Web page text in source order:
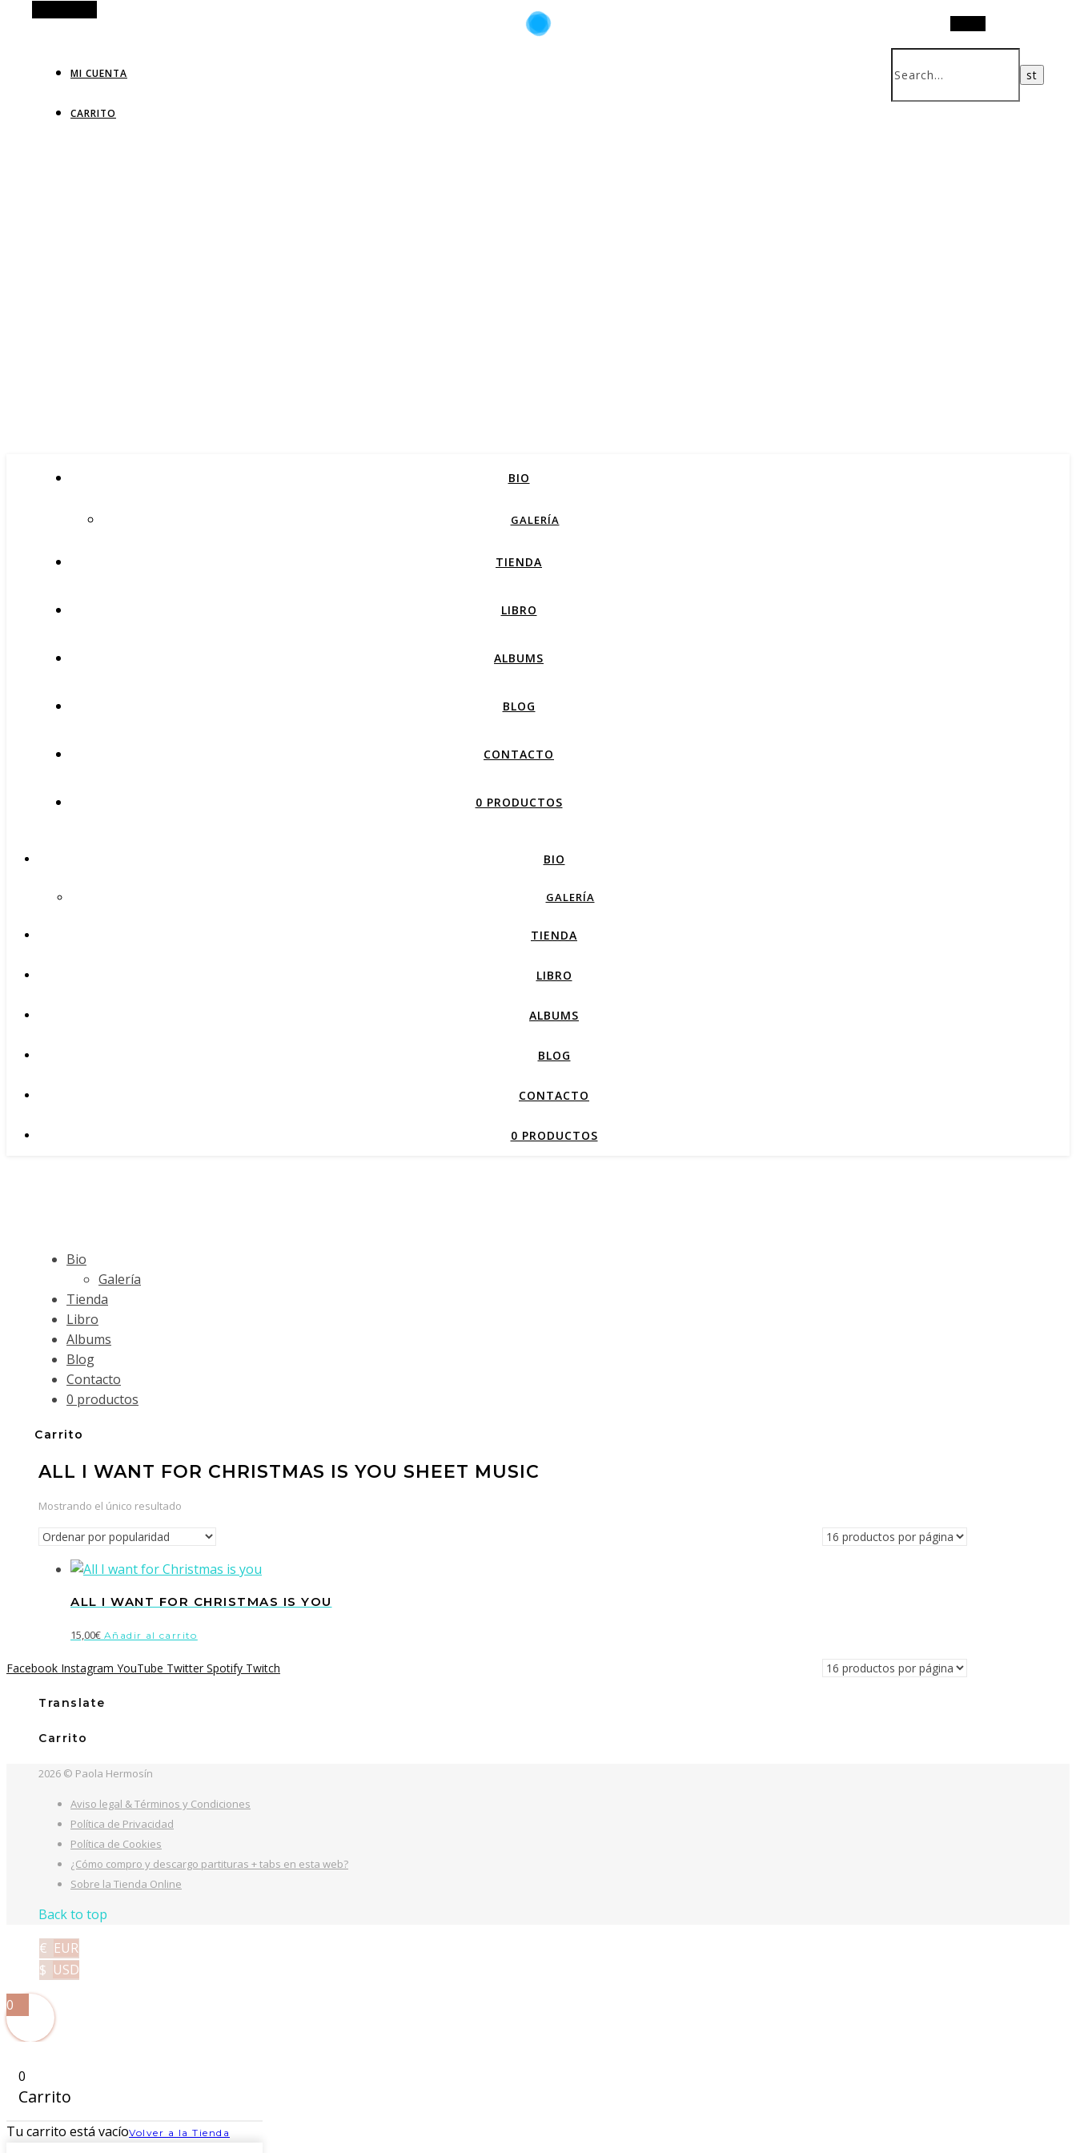
MI CUENTA
CARRITO
BIO
GALERÍA
TIENDA
LIBRO
ALBUMS
BLOG
CONTACTO
0 PRODUCTOS
BIO
GALERÍA
TIENDA
LIBRO
ALBUMS
BLOG
CONTACTO
0 PRODUCTOS
Bio
Galería
Tienda
Libro
Albums
Blog
Contacto
0 productos
Carrito
ALL I WANT FOR CHRISTMAS IS YOU SHEET MUSIC
Mostrando el único resultado
ALL I WANT FOR CHRISTMAS IS YOU
15,00€ Añadir al carrito
Facebook Instagram YouTube Twitter Spotify Twitch
Translate
Carrito
2026 © Paola Hermosín
Aviso legal & Términos y Condiciones
Política de Privacidad
Política de Cookies
¿Cómo compro y descargo partituras + tabs en esta web?
Sobre la Tienda Online
Back to top
€ EUR
$ USD
0
0
Carrito
Tu carrito está vacíoVolver a la Tienda